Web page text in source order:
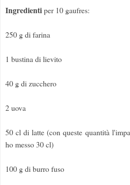
Ingredientiper 10 gaufres:
250 g di farina
1 bustina di lievito
40 g di zucchero
2 uova
50 cl di latte (con queste quantità
ho messo 30 cl)
100 g di burro fuso